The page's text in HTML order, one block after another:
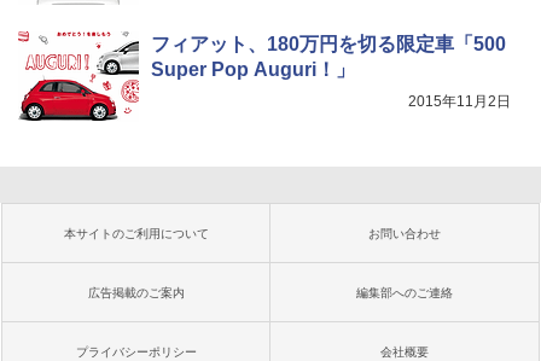
フィアット、180万円を切る限定車「500
Super Pop Auguri！」
2015年11月2日
本サイトのご利用について お問い合わせ
広告掲載のご案内 編集部へのご連絡
プライバシーポリシー 会社概要